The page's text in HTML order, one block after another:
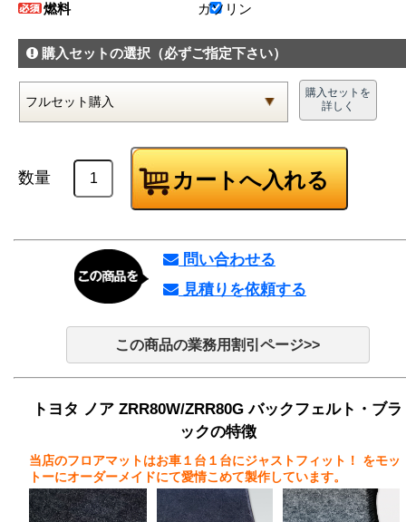
燃料
ガソリン
購入セットの選択 （必ずご指定下さい）
購入セットを
詳しく
数量
問い合わせる
見積りを依頼する
この商品の業務用割引ページ>>
トヨタ ノア ZRR80W/ZRR80G バックフェルト・ブラ
ックの特徴
当店のフロアマットはお車１台１台にジャストフィット！
をモッ
トーにオーダーメイドにて愛情こめて製作しています。